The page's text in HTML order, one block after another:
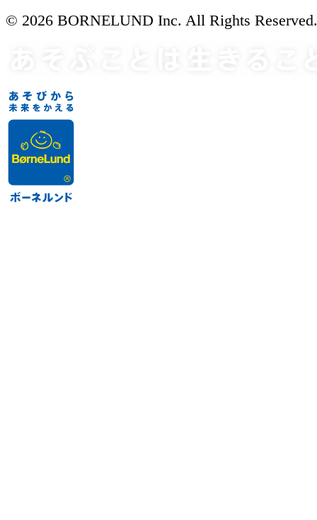
© 2026 BORNELUND Inc. All Rights Reserved.